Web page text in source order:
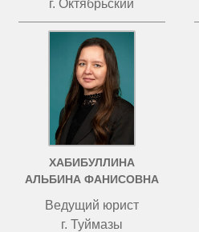
г. Октябрьский
ХАБИБУЛЛИНА
АЛЬБИНА ФАНИСОВНА
Ведущий юрист
г. Туймазы